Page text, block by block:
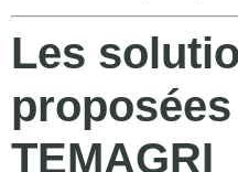
Les
TEMAGRI